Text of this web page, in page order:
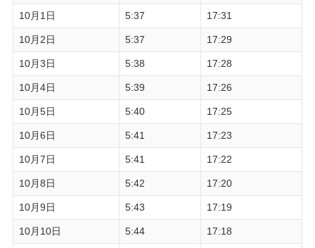
10月1日 5:37 17:31
10月2日 5:37 17:29
10月3日 5:38 17:28
10月4日 5:39 17:26
10月5日 5:40 17:25
10月6日 5:41 17:23
10月7日 5:41 17:22
10月8日 5:42 17:20
10月9日 5:43 17:19
10月10日 5:44 17:18